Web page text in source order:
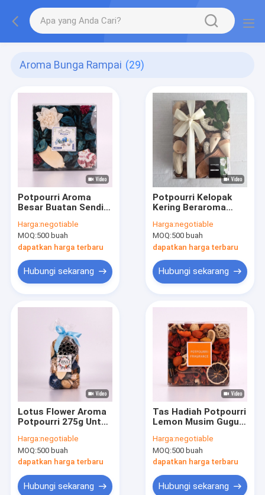
Aroma Bunga Rampai (29)
Potpourri Aroma
Besar Buatan Sendiri
Natal
Harga:negotiable
MOQ:500 buah
dapatkan harga terbaru
Hubungi sekarang
Potpourri Kelopak
Kering Beraroma
Untuk Mandi Tempat
Tidur Dan Lebih Dari
320g
Harga:negotiable
MOQ:500 buah
dapatkan harga terbaru
Hubungi sekarang
Lotus Flower Aroma
Potpourri 275g Untuk
Musim Dingin
Harga:negotiable
MOQ:500 buah
dapatkan harga terbaru
Hubungi sekarang
Tas Hadiah Potpourri
Lemon Musim Gugur
409g
Harga:negotiable
MOQ:500 buah
dapatkan harga terbaru
Hubungi sekarang